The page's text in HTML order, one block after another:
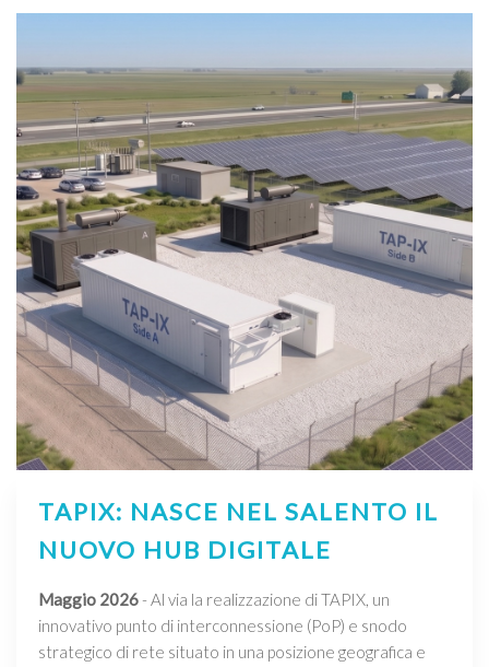
TAPIX: NASCE NEL SALENTO IL
NUOVO HUB DIGITALE
Maggio 2026- Al via la realizzazione di TAPIX, un
innovativo punto di interconnessione (PoP) e snodo
strategico di rete situato in una posizione geografica e